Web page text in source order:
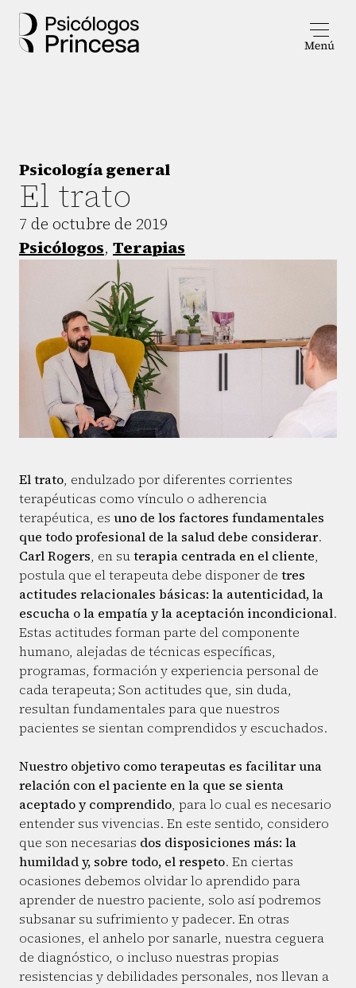
Psicología general
El trato
7 de octubre de 2019
Psicólogos, Terapias
El trato, endulzado por diferentes corrientes
terapéuticas como vínculo o adherencia
terapéutica, es uno de los factores fundamentales
que todo profesional de la salud debe considerar.
Carl Rogers, en suterapia centrada en el cliente,
postula que el terapeuta debe disponer de tres
actitudes relacionales básicas: la autenticidad, la
escucha o la empatía y la aceptación incondicional.
Estas actitudes forman parte del componente
humano, alejadas de técnicas específicas,
programas, formación y experiencia personal de
cada terapeuta; Son actitudes que, sin duda,
resultan fundamentales para que nuestros
pacientes se sientan comprendidos y escuchados.
Nuestro objetivo como terapeutas es facilitar una
relación con el paciente en la que se sienta
aceptado y comprendido, para lo cual es necesario
entender sus vivencias. En este sentido, considero
que son necesarias dos disposiciones más: la
humildad y, sobre todo, el respeto. En ciertas
ocasiones debemos olvidar lo aprendido para
aprender de nuestro paciente, solo así podremos
subsanar su sufrimiento y padecer. En otras
ocasiones, el anhelo por sanarle, nuestra ceguera
de diagnóstico, o incluso nuestras propias
resistencias y debilidades personales, nos llevan a